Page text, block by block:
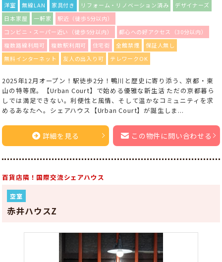
洋室 無線LAN 家具付き リフォーム・リノベーション済み
デザイナーズ
日本家屋
一軒家
駅近（徒歩5分以内）
コンビニ・スーパー近い（徒歩5分以内）
都心への好アクセス（30分以内）
複数路線利用可
複数駅利用可 住宅街 全館禁煙
保証人無し
無料インターネット
友人の出入り可 テレワークOK
2025年12月オープン！駅徒歩2分！鴨川と歴史に寄り添う、京都・東
山の特等席。【Urban Court】で始める優雅な新生活 ただの京都暮ら
しでは満足できない。利便性と風情、そして温かなコミュニティを求
めるあなたへ。シェアハウス【Urban Court】が誕生しま...
詳細を見る この物件に問い合わせる
百貨店隣！国際交流シェアハウス
空室
赤井ハウスZ